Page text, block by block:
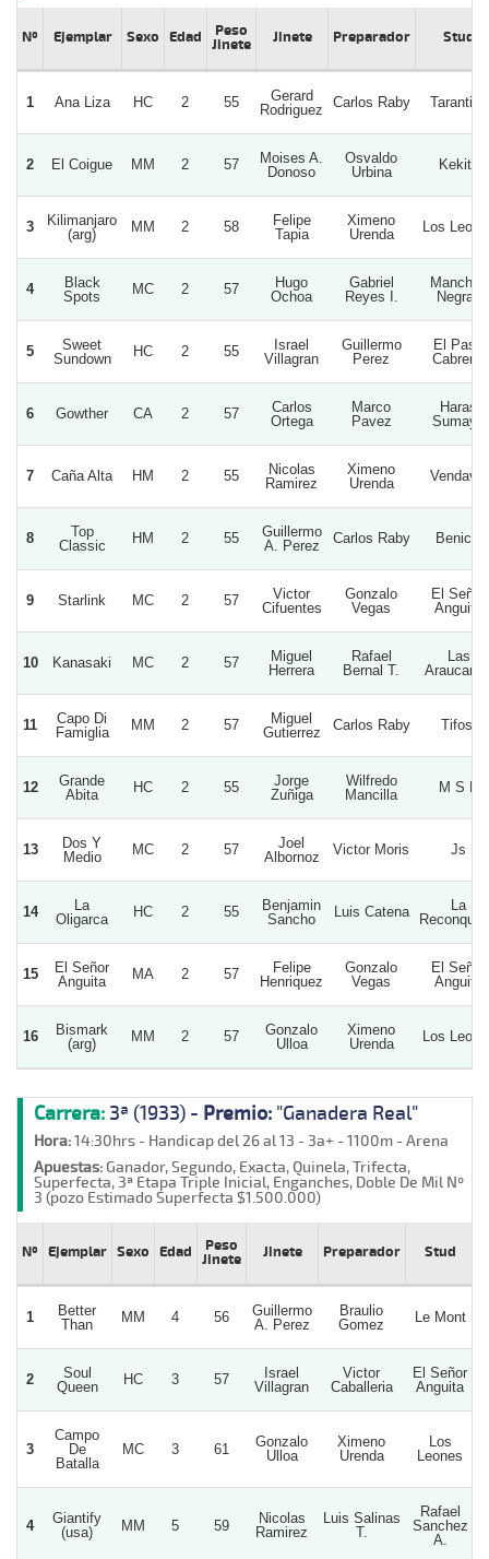
Nº Ejemplar Sexo Edad
Peso
Jinete
Jinete Preparador Stud
1 Ana Liza HC 2 55
Gerard
Rodriguez
Carlos Raby Tarantino
2 El Coigue MM 2 57
Moises A.
Donoso
Osvaldo
Urbina
Kekita
3
Kilimanjaro
(arg)
MM 2 58
Felipe
Tapia
Ximeno
Urenda
Los
4
Black
Spots
MC 2 57
Hugo
Ochoa
Gabriel
Reyes I.
Manchas
Negras
5
Sweet
Sundown
HC 2 55
Israel
Villagran
Guillermo
Perez
El Paso
Cabreria
6 Gowther CA 2 57
Carlos
Ortega
Marco
Pavez
Haras
Sumaya
7 Caña Alta HM 2 55
Nicolas
Ramirez
Ximeno
Urenda
Vendaval
8
Top
Classic
HM 2 55
Guillermo
A. Perez
Carlos Raby Benicia
9 Starlink MC 2 57
Victor
Cifuentes
Gonzalo
Vegas
El Señor
Anguita
10 Kanasaki MC 2 57
Miguel
Herrera
Rafael
Bernal T.
Las
11
Capo Di
Famiglia
MM 2 57
Miguel
Gutierrez
Carlos Raby Tifosi
12
Grande
Abita
HC 2 55
Jorge
Zuñiga
Wilfredo
Mancilla
M S D
13
Dos Y
Medio
MC 2 57
Joel
Albornoz
Victor Moris Js
14
La
Oligarca
HC 2 55
Benjamin
Sancho
Luis Catena
La
15
El Señor
Anguita
MA 2 57
Felipe
Henriquez
Gonzalo
Vegas
El Señor
Anguita
16
Bismark
(arg)
MM 2 57
Gonzalo
Ulloa
Ximeno
Urenda
Los
Carrera: 3ª (1933) - Premio: "Ganadera Real"
Hora:14:30hrs - Handicap del 26 al 13 - 3a+ - 1100m - Arena
Apuestas:Ganador, Segundo, Exacta, Quinela, Trifecta,
Superfecta, 3ª Etapa Triple Inicial, Enganches, Doble De Mil Nº
3 (pozo Estimado Superfecta $1.500.000)
Nº Ejemplar Sexo Edad
Peso
Jinete
Jinete Preparador Stud
1
Better
Than
MM 4 56
Guillermo
A. Perez
Braulio
Gomez
Le Mont
2
Soul
Queen
HC 3 57
Israel
Villagran
Victor
Caballeria
El Señor
Anguita
3
Campo
De
Batalla
MC 3 61
Gonzalo
Ulloa
Ximeno
Urenda
Los
Leones
4
Giantify
(usa)
MM 5 59
Nicolas
Ramirez
Luis Salinas
T.
Rafael
Sanchez
A.